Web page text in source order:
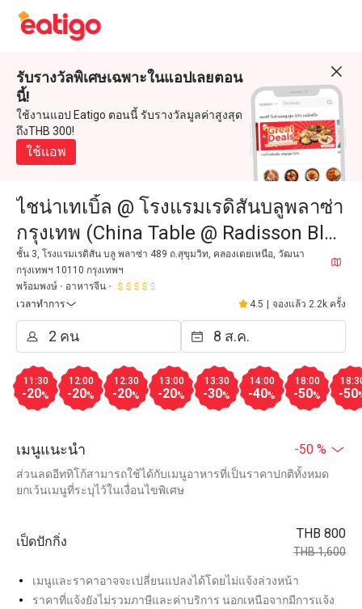
รับรางวัลพิเศษเฉพาะในแอปเลยตอน
นี้!
ใช้งานแอป Eatigo ตอนนี้ รับรางวัลมูลค่าสูงสุด
ถึงTHB 300!
ใช้แอพ
ไชน่าเทเบิ้ล @ โรงแรมเรดิสันบลูพลาซ่า
กรุงเทพ (China Table @ Radisson Blu
Plaza Bangkok)
ชั้น 3, โรงแรมเรดิสัน บลู พลาซ่า 489 ถ.สุขุมวิท, คลองเตยเหนือ, วัฒนา
กรุงเทพฯ 10110 กรุงเทพฯ
พร้อมพงษ์
อาหารจีน
เวลาทำการ
4.5 จองแล้ว 2.2k ครั้ง
11:30
-20%
12:00
-20%
12:30
-20%
13:00
-20%
13:30
-30%
14:00
-40%
18:00
-50% -50
เมนูแนะนำ -50 %
ส่วนลดอีททิโก้สามารถใช้ได้กับเมนูอาหารที่เป็นราคาปกติทั้งหมด
ยกเว้นเมนูที่ระบุไว้ในเงื่อนไขพิเศษ
เป็ดปักกิ่ง
THB 800
THB 1,600
เมนูและราคาอาจจะเปลี่ยนแปลงได้โดยไม่แจ้งล่วงหน้า
ราคาที่แจ้งยังไม่รวมภาษีและค่าบริการ นอกเหนือจากมีการแจ้ง